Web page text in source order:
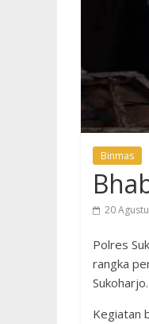
Binmas
20
Polres
rangka
Kegiatan